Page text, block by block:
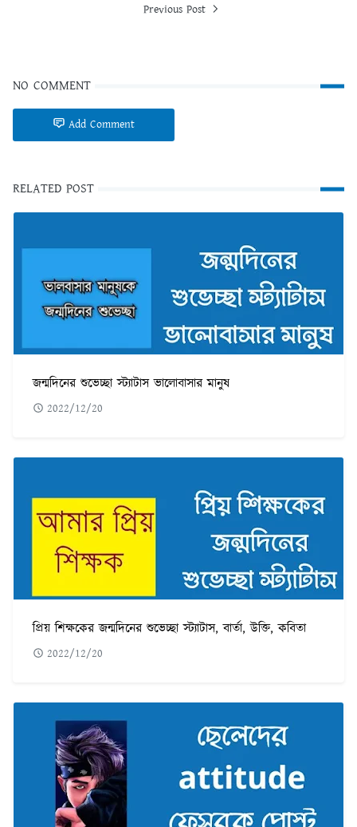
Previous Post
NO COMMENT
Add Comment
RELATED POST
জন্মদিনের শুভেচ্ছা স্ট্যাটাস ভালোবাসার মানুষ
2022/12/20
প্রিয় শিক্ষকের জন্মদিনের শুভেচ্ছা স্ট্যাটাস, বার্তা, উক্তি, কবিতা
2022/12/20